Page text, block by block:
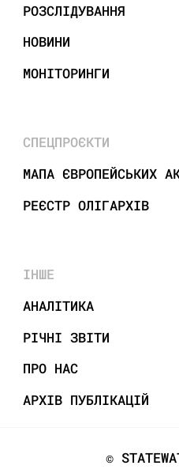
РОЗСЛІДУВАННЯ
НОВИНИ
МОНІТОРИНГИ
СПЕЦПРОЄКТИ
МАПА ЄВРОПЕЙСЬКИХ
РЕЄСТР ОЛІГАРХІВ
ІНШЕ
АНАЛІТИКА
РІЧНІ ЗВІТИ
ПРО НАС
АРХІВ ПУБЛІКАЦІЙ
©